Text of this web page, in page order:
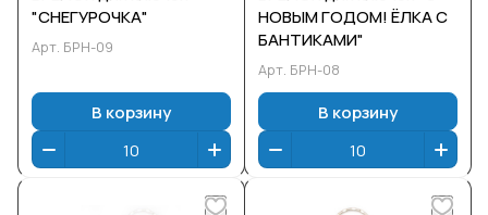
"СНЕГУРОЧКА"
Арт. БРН-09
В корзину
НОВЫМ ГОДОМ! ЁЛКА С
БАНТИКАМИ"
Арт. БРН-08
В корзину